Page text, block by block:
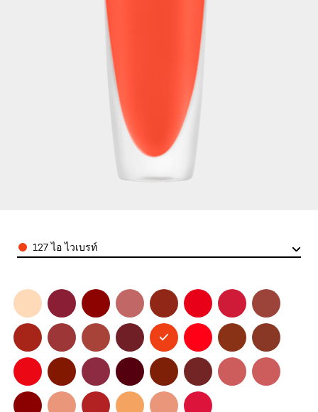
Color127 ไอ ไวเบรท์